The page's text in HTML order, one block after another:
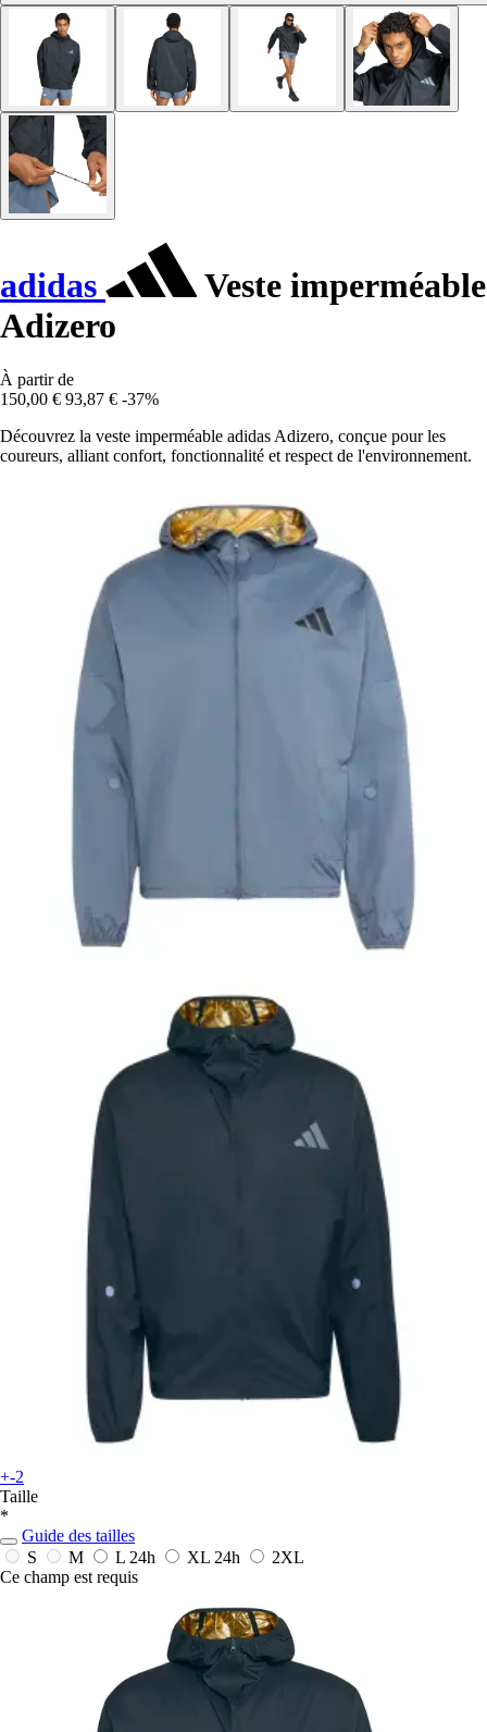
adidas
Veste imperméable
Adizero
À partir de
150,00 € 93,87 € -37%
Découvrez la veste imperméable adidas Adizero, conçue pour les
coureurs, alliant confort, fonctionnalité et respect de l'environnement.
+-2
Taille
*
Guide des tailles
S
M L 24h XL 24h
2XL
Ce champ est requis